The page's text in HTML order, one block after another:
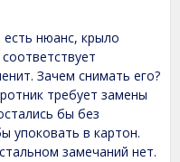
нюанс, крыло
Зачем снимать его?
требует замены
бы без
упоковать в картон.
замечаний нет.